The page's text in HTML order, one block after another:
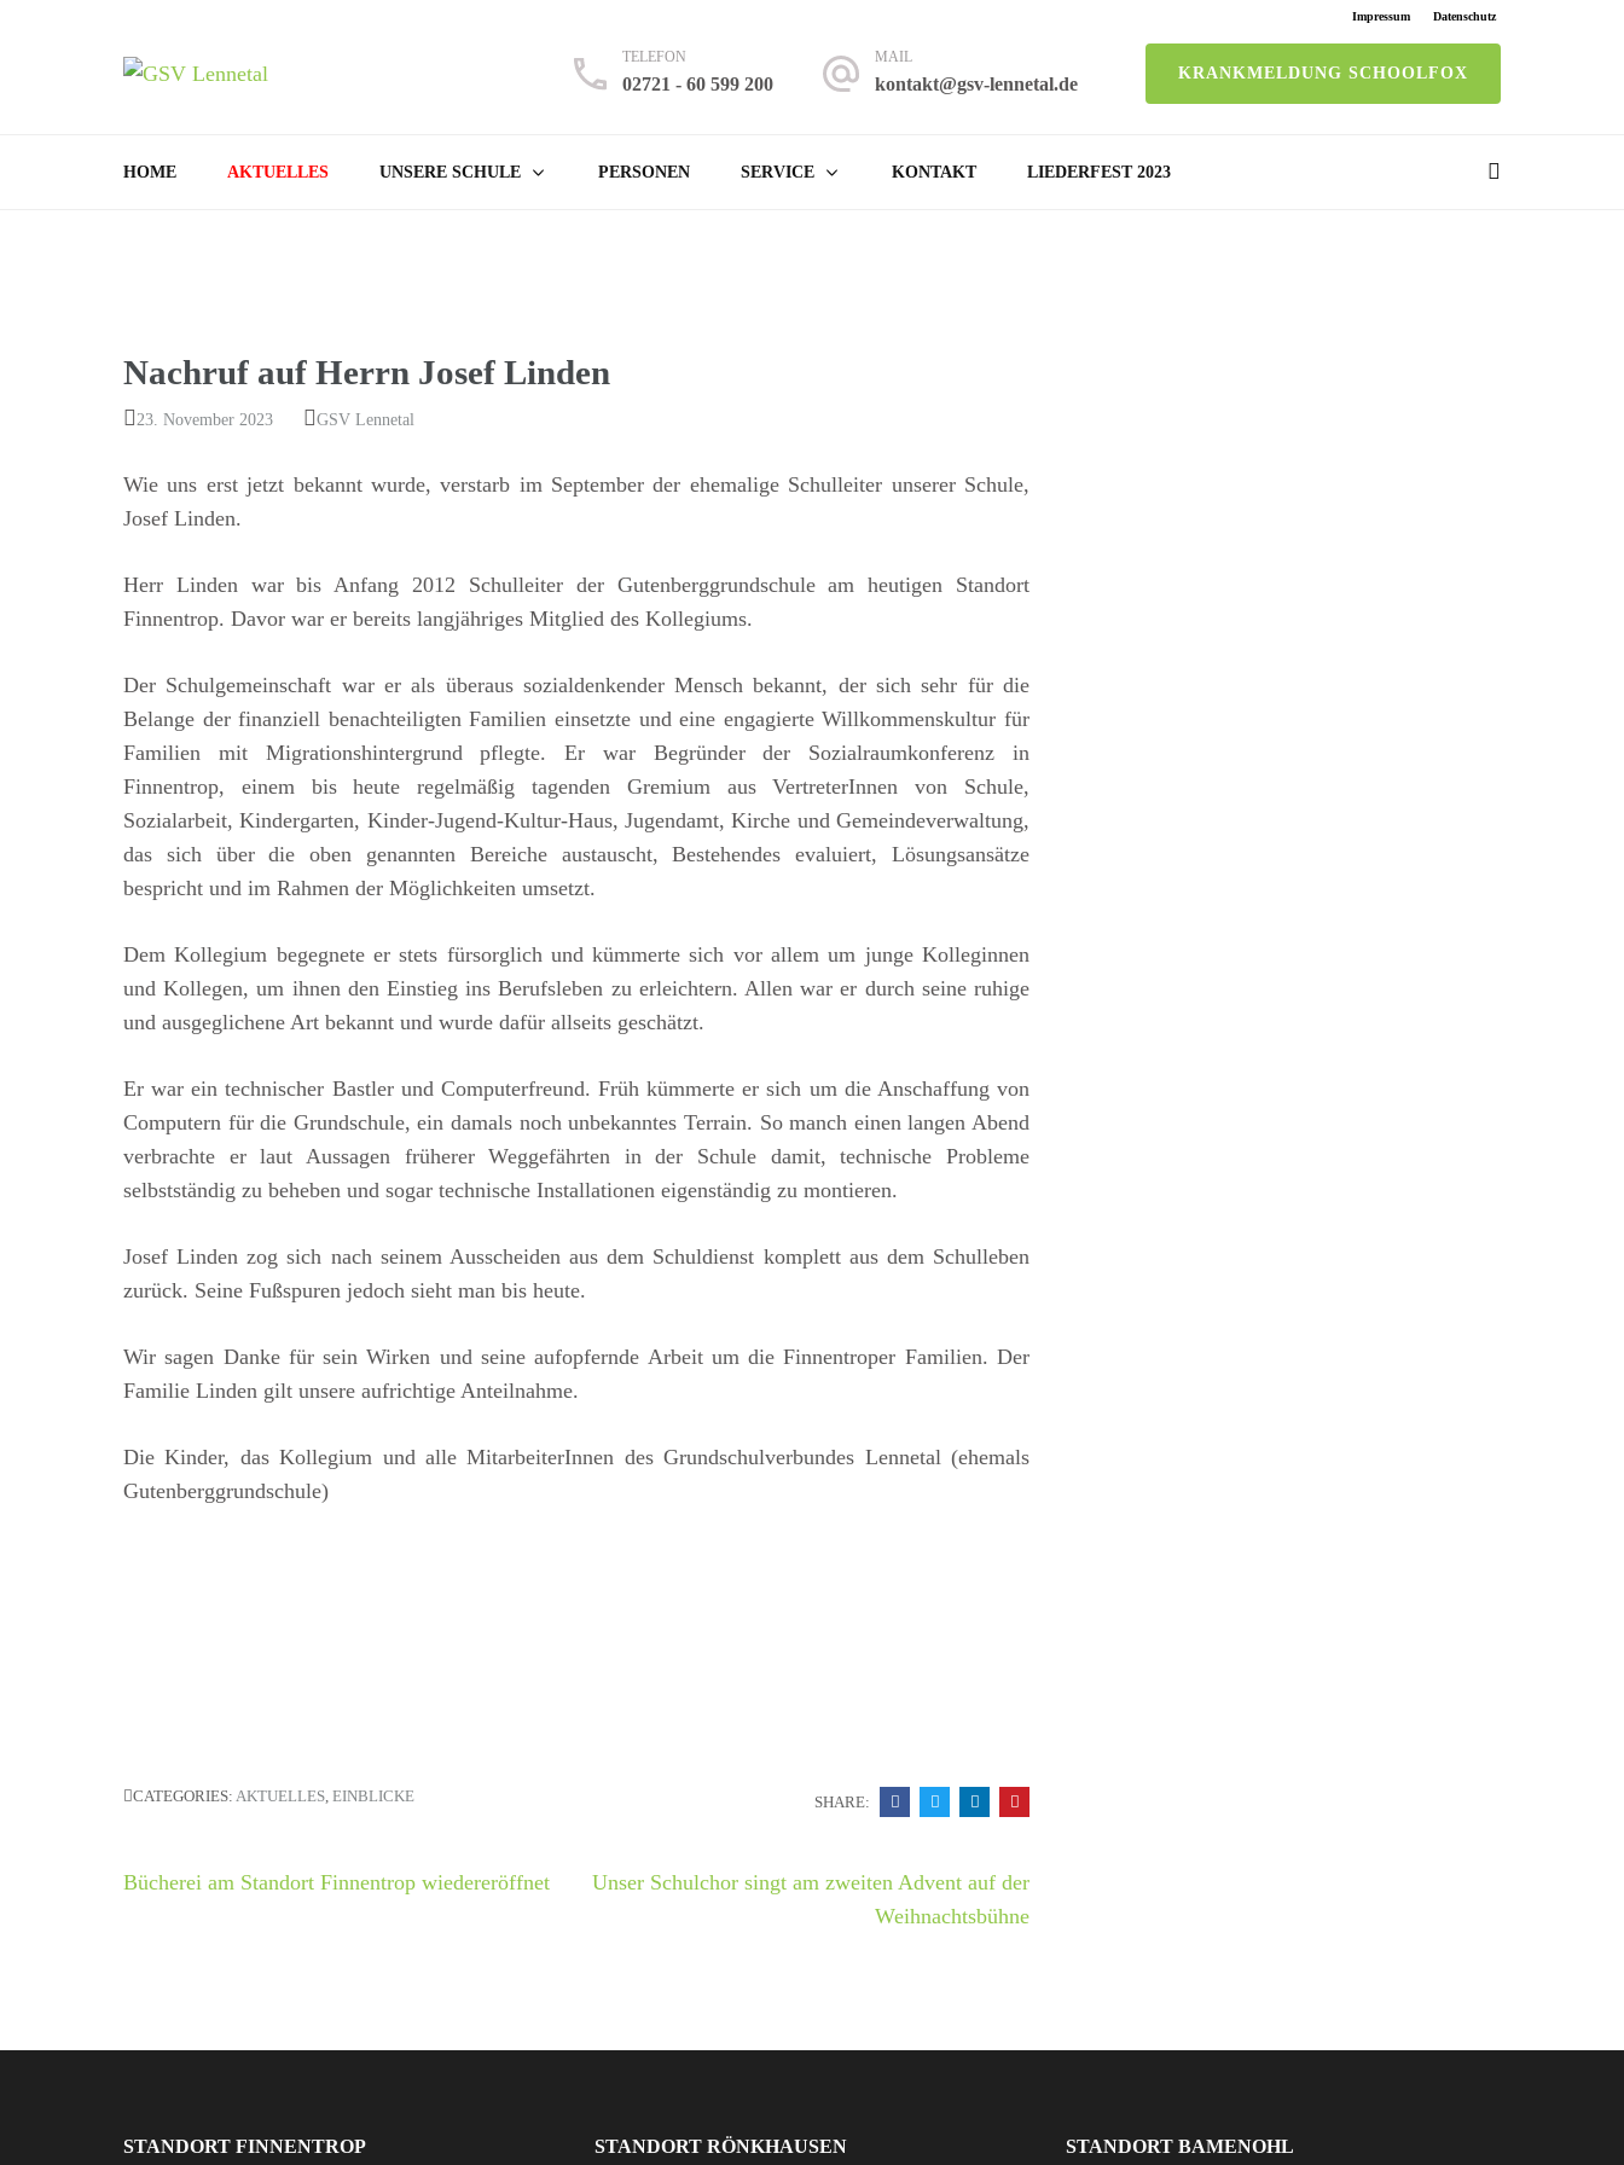
Impressum Datenschutz
GSV Lennetal
Bamenohl – Finnentrop – Rönkhausen
TELEFON
02721 - 60 599 200
MAIL
kontakt@gsv-lennetal.de KRANKMELDUNG SCHOOLFOX
HOME AKTUELLES UNSERE SCHULE PERSONEN SERVICE KONTAKT LIEDERFEST 2023
Nachruf auf Herrn Josef Linden
23. November 2023 GSV Lennetal
Wie uns erst jetzt bekannt wurde, verstarb im September der ehemalige Schulleiter unserer Schule,
Josef Linden.
Herr Linden war bis Anfang 2012 Schulleiter der Gutenberggrundschule am heutigen Standort
Finnentrop. Davor war er bereits langjähriges Mitglied des Kollegiums.
Der Schulgemeinschaft war er als überaus sozialdenkender Mensch bekannt, der sich sehr für die
Belange der finanziell benachteiligten Familien einsetzte und eine engagierte Willkommenskultur für
Familien mit Migrationshintergrund pflegte. Er war Begründer der Sozialraumkonferenz in
Finnentrop, einem bis heute regelmäßig tagenden Gremium aus VertreterInnen von Schule,
Sozialarbeit, Kindergarten, Kinder-Jugend-Kultur-Haus, Jugendamt, Kirche und Gemeindeverwaltung,
das sich über die oben genannten Bereiche austauscht, Bestehendes evaluiert, Lösungsansätze
bespricht und im Rahmen der Möglichkeiten umsetzt.
Dem Kollegium begegnete er stets fürsorglich und kümmerte sich vor allem um junge Kolleginnen
und Kollegen, um ihnen den Einstieg ins Berufsleben zu erleichtern. Allen war er durch seine ruhige
und ausgeglichene Art bekannt und wurde dafür allseits geschätzt.
Er war ein technischer Bastler und Computerfreund. Früh kümmerte er sich um die Anschaffung von
Computern für die Grundschule, ein damals noch unbekanntes Terrain. So manch einen langen Abend
verbrachte er laut Aussagen früherer Weggefährten in der Schule damit, technische Probleme
selbstständig zu beheben und sogar technische Installationen eigenständig zu montieren.
Josef Linden zog sich nach seinem Ausscheiden aus dem Schuldienst komplett aus dem Schulleben
zurück. Seine Fußspuren jedoch sieht man bis heute.
Wir sagen Danke für sein Wirken und seine aufopfernde Arbeit um die Finnentroper Familien. Der
Familie Linden gilt unsere aufrichtige Anteilnahme.
Die Kinder, das Kollegium und alle MitarbeiterInnen des Grundschulverbundes Lennetal (ehemals
Gutenberggrundschule)
CATEGORIES: AKTUELLES, EINBLICKE SHARE:
Beitrags-
Bücherei am Standort Finnentrop wiedereröffnet
Unser Schulchor singt am zweiten Advent auf der
Weihnachtsbühne
STANDORT FINNENTROP STANDORT RÖNKHAUSEN STANDORT BAMENOHL